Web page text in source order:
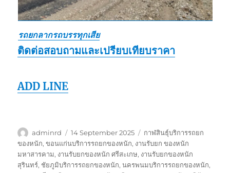
รถยกลากรถบรรทุกเสีย
ติดต่อสอบถามและเปรียบเทียบราคา
ADD LINE
Author
adminrd
Posted
on
14 September 2025 Tags
กาฬสินธุ์บริการรถยก
ของหนัก,ขอนแก่นบริการรถยกของหนัก, งานรับยก ของหนัก
มหาสารคาม, งานรับยกของหนัก ศรีสะเกษ, งานรับยกของหนัก
สุรินทร์, ชัยภูมิบริการรถยกของหนัก,นครพนมบริการรถยกของหนัก,